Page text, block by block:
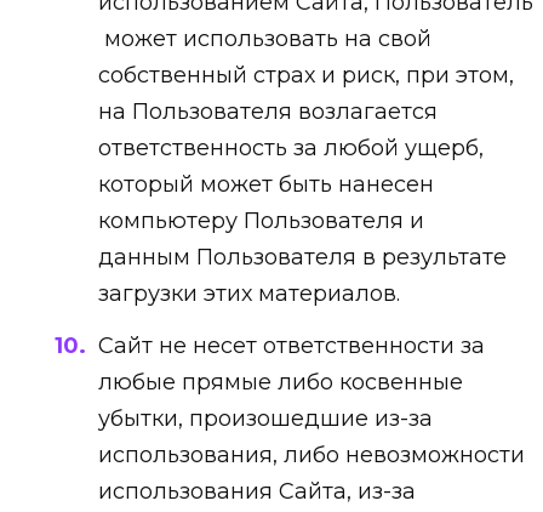
может использовать на свой
собственный страх и риск, при этом,
на Пользователя возлагается
ответственность за любой ущерб,
который может быть нанесен
компьютеру Пользователя и
данным Пользователя в результате
загрузки этих материалов.
Сайт не несет ответственности за
любые прямые либо косвенные
убытки, произошедшие из-за
использования, либо невозможности
использования Сайта, из-за